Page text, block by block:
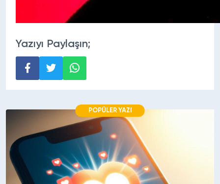
Yazıyı Paylaşın;
POPÜLER YAZI